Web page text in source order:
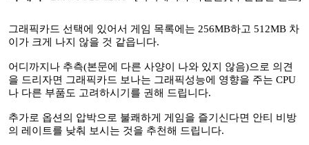
그래픽카드 선택에 있어서 게임 목록에는 256MB하고 512MB 차
이가 크게 나지 않을 것 같읍니다.
어디까지나 추측(본문에 다른 사양이 나와 있지 않음)으로 의견
을 드리자면 그래픽카드 보나는 그래픽성능에 영향을 주는 CPU
나 다른 부품도 고려하시기를 권해 드립니다.
추가로 옵션의 압박으로 불쾌하게 게임을 즐기신다면 안티 비방
의 레이트를 낮춰 보시는 것을 추천해 드립니다.